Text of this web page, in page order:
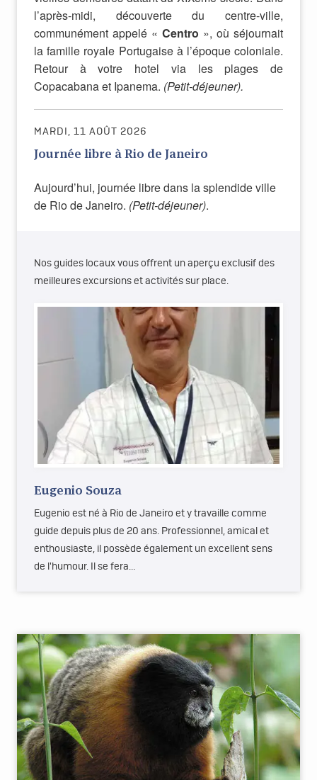
l’après-midi, découverte du centre-ville,
communément appelé « Centro », où séjournait
la famille royale Portugaise à l’époque coloniale.
Retour à votre hotel via les plages de
Copacabana et Ipanema. (Petit-déjeuner).
MARDI, 11 AOÛT 2026
Journée libre à Rio de Janeiro
Aujourd’hui, journée libre dans la splendide ville
de Rio de Janeiro. (Petit-déjeuner).
Nos guides locaux vous offrent un aperçu exclusif des
meilleures excursions et activités sur place.
Eugenio Souza
Eugenio est né à Rio de Janeiro et y travaille comme
guide depuis plus de 20 ans. Professionnel, amical et
enthousiaste, il possède également un excellent sens
de l'humour. Il se fera…